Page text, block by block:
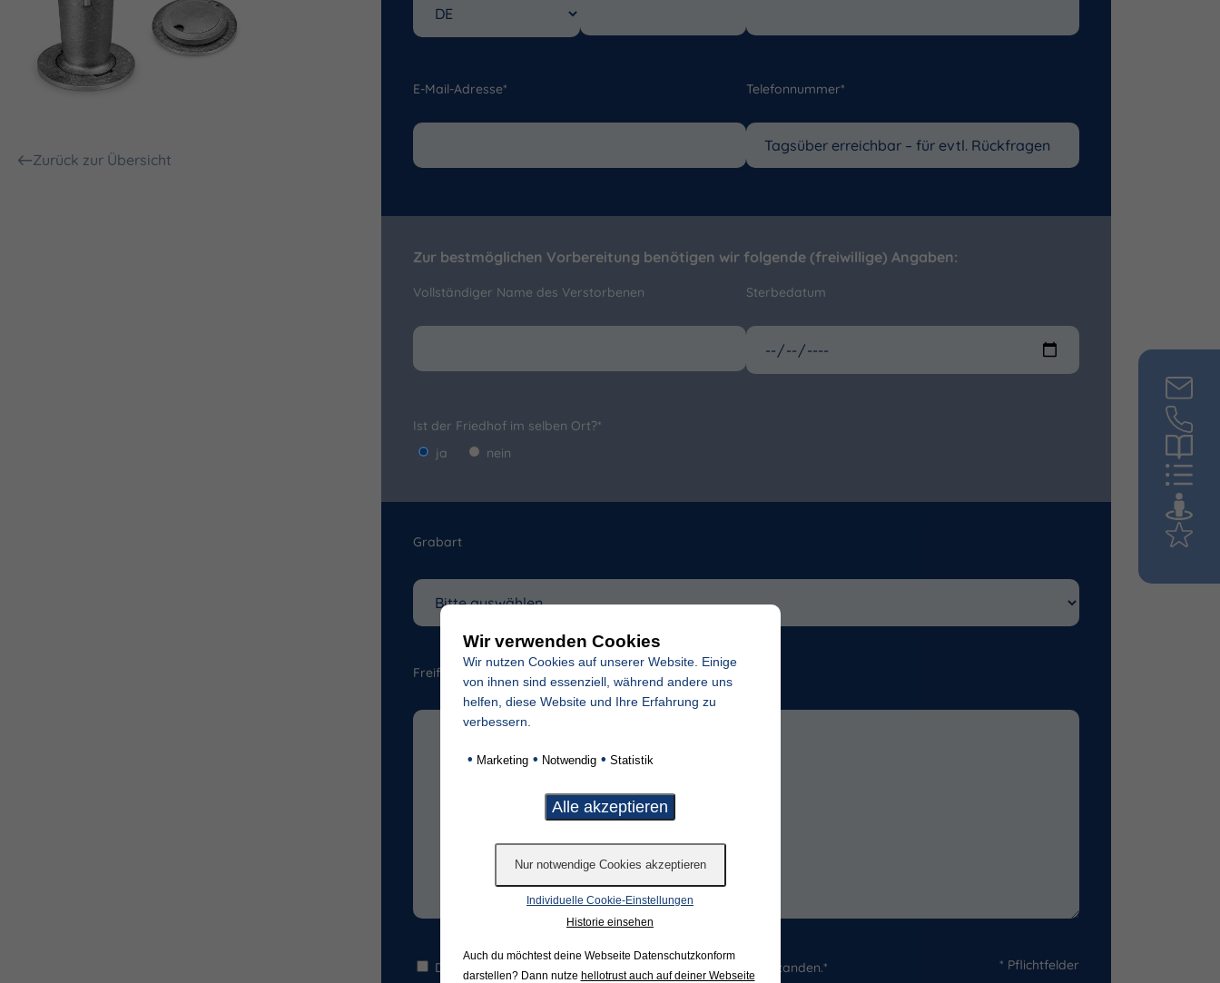
Zurück zur Übersicht
E-Mail-Adresse* Telefonnummer*
Zur bestmöglichen Vorbereitung benötigen wir folgende (freiwillige) Angaben:
Vollständiger Name des Verstorbenen Sterbedatum
Ist der Friedhof im selben Ort?*
ja
nein
Grabart
Freifeld für evtl. Anmerkungen
Die Hinweise zum Datenschutz habe ich gelesen und verstanden.* * Pflichtfelder
Wir verwenden Cookies
Wir nutzen Cookies auf unserer Website. Einige
von ihnen sind essenziell, während andere uns
helfen, diese Website und Ihre Erfahrung zu
verbessern.
• Marketing • Notwendig • Statistik
Individuelle Cookie-Einstellungen
Historie einsehen
Auch du möchtest deine Webseite Datenschutzkonform
darstellen? Dann nutze hellotrust auch auf deiner Webseite